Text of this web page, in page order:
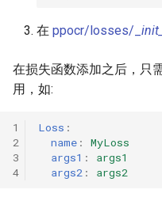
在 ppocr/losses/_ init_
在损失函数添加之后，只
用，如:
1
2
3
4
Loss :
name :
MyLoss
args1 :
args1
args2 : args2